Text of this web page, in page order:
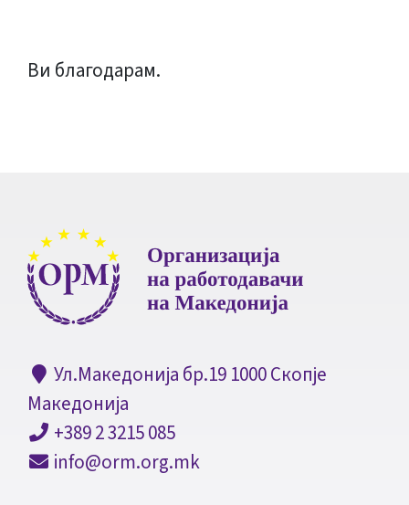
Ви благодарам.
Ул.Македонија бр.19 1000 Скопје
Македонија
+389 2 3215 085
info@orm.org.mk